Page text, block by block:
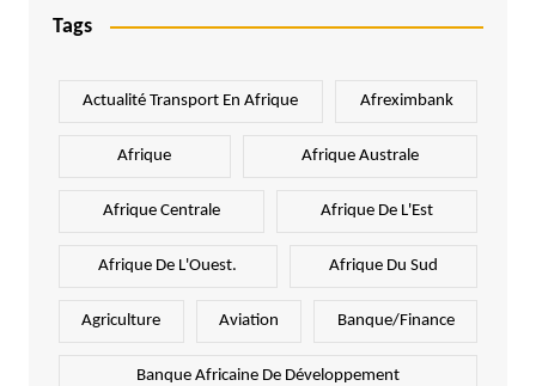
Tags
Actualité Transport En Afrique Afreximbank
Afrique Afrique Australe
Afrique Centrale Afrique De L'Est
Afrique De L'Ouest. Afrique Du Sud
Agriculture Aviation Banque/Finance
Banque Africaine De Développement